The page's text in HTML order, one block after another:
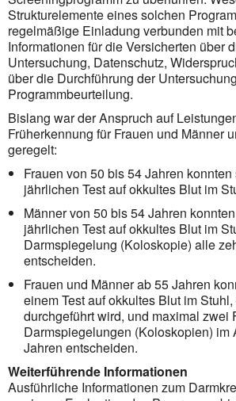
Strukturelemente eines solchen
regelmäßige Einladung verbunden mit
Informationen für die Versicherten über
Untersuchung, Datenschutz,
über die Durchführung der
Programmbeurteilung.
Bislang war der Anspruch auf
Früherkennung für Frauen und Männer
geregelt:
Frauen von 50 bis 54 Jahren
jährlichen Test auf okkultes Blut im
Männer von 50 bis 54 Jahren
jährlichen Test auf okkultes Blut im
Darmspiegelung (Koloskopie) alle
entscheiden.
Frauen und Männer ab 55 Jahren
einem Test auf okkultes Blut im
durchgeführt wird, und maximal zwei
Darmspiegelungen (Koloskopien) im
Jahren entscheiden.
Weiterführende Informationen
Ausführliche Informationen zum